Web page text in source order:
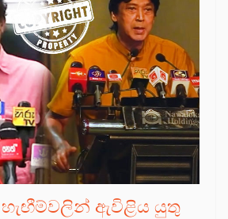
ඇවිළිය යුතු